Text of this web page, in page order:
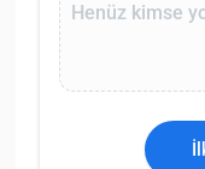
Henüz kimse